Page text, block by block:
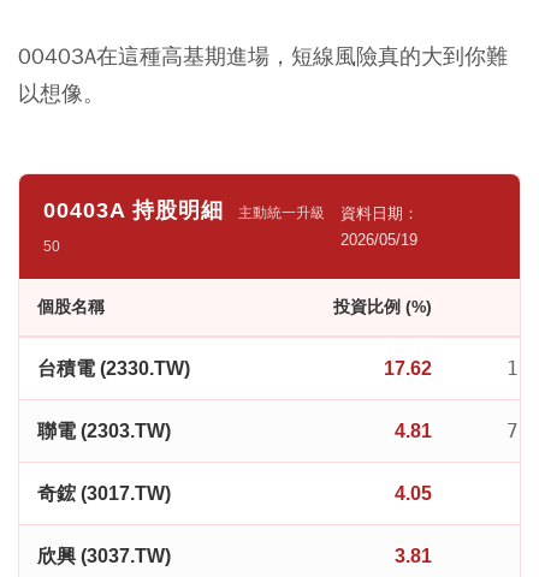
00403A在這種高基期進場，短線風險真的大到你難
以想像。
00403A 持股明細
主動統一升級
50
資料日期：
2026/05/19
個股名稱 投資比例 (%)
台積電 (2330.TW) 17.62
聯電 (2303.TW) 4.81
奇鋐 (3017.TW) 4.05
欣興 (3037.TW) 3.81